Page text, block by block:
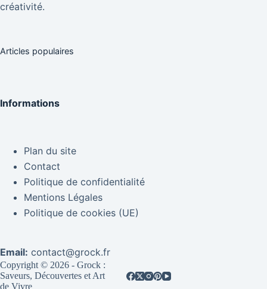
créativité.
Articles populaires
Informations
Plan du site
Contact
Politique de confidentialité
Mentions Légales
Politique de cookies (UE)
Email: contact@grock.fr
Copyright © 2026 - Grock :
Saveurs, Découvertes et Art
de Vivre